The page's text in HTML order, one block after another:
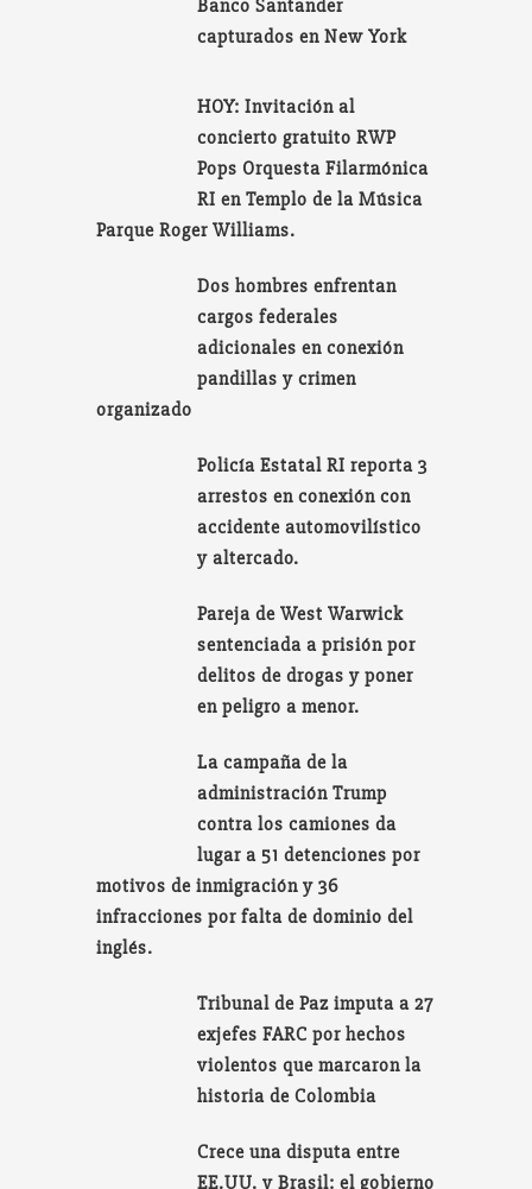
Banco Santander
capturados en New York
HOY: Invitación al
concierto gratuito RWP
Pops Orquesta Filarmónica
RI en Templo de la Música
Parque Roger Williams.
Dos hombres enfrentan
cargos federales
adicionales en conexión
pandillas y crimen
organizado
Policía Estatal RI reporta 3
arrestos en conexión con
accidente automovilístico
y altercado.
Pareja de West Warwick
sentenciada a prisión por
delitos de drogas y poner
en peligro a menor.
La campaña de la
administración Trump
contra los camiones da
lugar a 51 detenciones por
motivos de inmigración y 36
infracciones por falta de dominio del
inglés.
Tribunal de Paz imputa a 27
exjefes FARC por hechos
violentos que marcaron la
historia de Colombia
Crece una disputa entre
EE.UU. y Brasil: el gobierno